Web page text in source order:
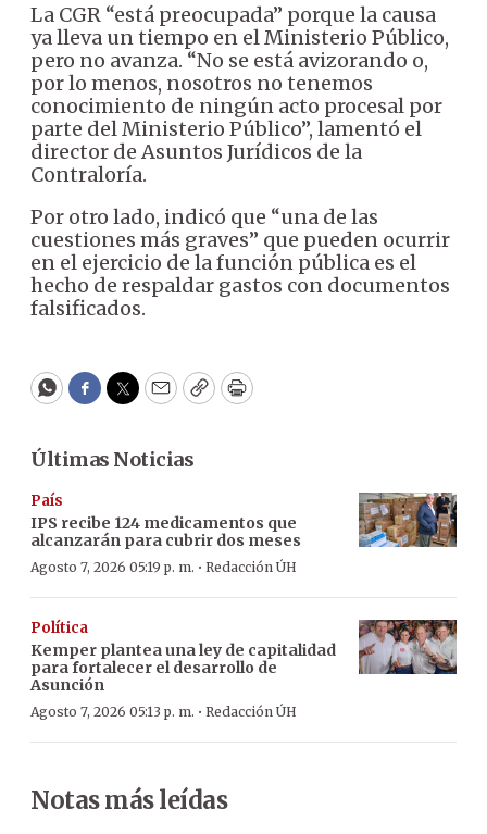
La CGR “está preocupada” porque la causa
ya lleva un tiempo en el Ministerio Público,
pero no avanza. “No se está avizorando o,
por lo menos, nosotros no tenemos
conocimiento de ningún acto procesal por
parte del Ministerio Público”, lamentó el
director de Asuntos Jurídicos de la
Contraloría.
Por otro lado, indicó que “una de las
cuestiones más graves” que pueden ocurrir
en el ejercicio de la función pública es el
hecho de respaldar gastos con documentos
falsificados.
WhatsApp
Facebook
Twitter
EmailCopyPrint
Últimas Noticias
País
IPS recibe 124 medicamentos que
alcanzarán para cubrir dos meses
Agosto 7, 2026 05:19 p. m. · Redacción ÚH
Política
Kemper plantea una ley de capitalidad
para fortalecer el desarrollo de
Asunción
Agosto 7, 2026 05:13 p. m. · Redacción ÚH
Notas más leídas